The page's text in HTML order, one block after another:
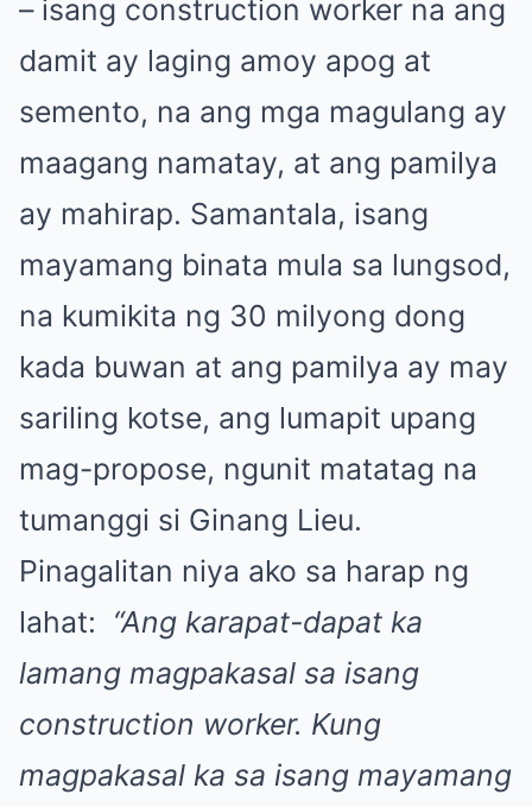
– isang construction worker na ang
damit ay laging amoy apog at
semento, na ang mga magulang ay
maagang namatay, at ang pamilya
ay mahirap. Samantala, isang
mayamang binata mula sa lungsod,
na kumikita ng 30 milyong dong
kada buwan at ang pamilya ay may
sariling kotse, ang lumapit upang
mag-propose, ngunit matatag na
tumanggi si Ginang Lieu.
Pinagalitan niya ako sa harap ng
lahat: “Ang karapat-dapat ka
lamang magpakasal sa isang
construction worker. Kung
magpakasal ka sa isang mayamang